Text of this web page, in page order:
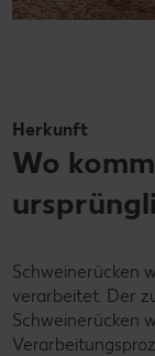
Herkunft
Wo
Schweinerücken
verarbeitet. Der
Schweinerücken